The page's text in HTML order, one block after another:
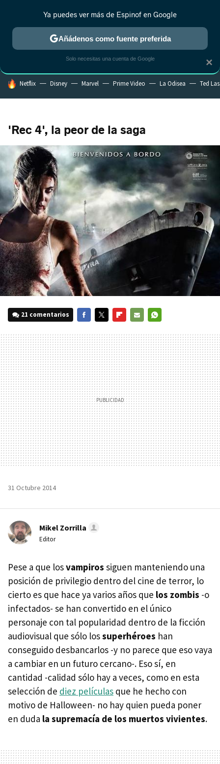
ESTRENOS REALITY ANIME RANKINGS CINE
HOY SE HABLA DE
Netflix Disney Marvel Prime Video La Odisea Ted
'Rec 4', la peor de la saga
21 comentarios
MAIL
31 Octubre 2014
Mikel Zorrilla
Editor
Pese a que losvampiros siguen manteniendo una
posición de privilegio dentro del cine de terror, lo
cierto es que hace ya varios años que los zombis -o
infectados- se han convertido en el único
personaje con tal popularidad dentro de la ficción
audiovisual que sólo lossuperhéroes han
conseguido desbancarlos -y no parece que eso vaya
a cambiar en un futuro cercano-. Eso sí, en
cantidad -calidad sólo hay a veces, como en esta
selección de diez películas que he hecho con
motivo de Halloween- no hay quien pueda poner
en duda la supremacía de los muertos vivientes.
×
Ya puedes ver más de Espinof en Google
Añádenos como fuente preferida
Solo necesitas una cuenta de Google